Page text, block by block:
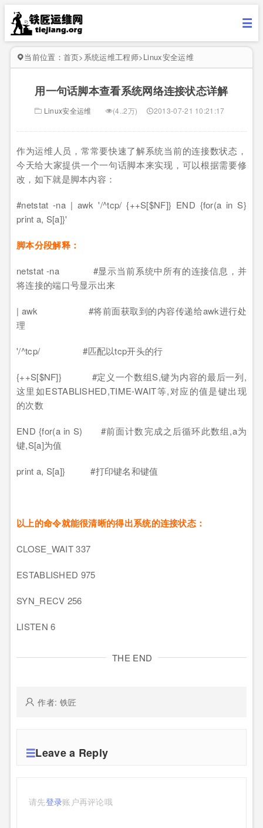
当前位置： 首页> 系统运维工程师>Linux安全运维
用一句话脚本查看系统网络连接状态详解
Linux安全运维 (4..2万) 2013-07-21 10:21:17
作为运维人员，常常要快速了解系统当前的连接数状态，
今天给大家提供一个一句话脚本来实现，可以根据需要修
改，如下就是脚本内容：
#netstat -na | awk '/^tcp/ {++S[$NF]} END {for(a in S}
print a, S[a]}'
脚本分段解释：
netstat -na #显示当前系统中所有的连接信息，并
将连接的端口号显示出来
| awk #将前面获取到的内容传递给awk进行处
理
'/^tcp/ #匹配以tcp开头的行
{++S[$NF]} #定义一个数组S,键为内容的最后一列,
这里如ESTABLISHED,TIME-WAIT等,对应的值是键出现
的次数
END {for(a in S) #前面计数完成之后循环此数组,a为
键,S[a]为值
print a, S[a]} #打印键名和键值
以上的命令就能很清晰的得出系统的连接状态：
CLOSE_WAIT 337
ESTABLISHED 975
SYN_RECV 256
LISTEN 6
THE END
作者: 铁匠
Leave a Reply
请先登录账户再评论哦